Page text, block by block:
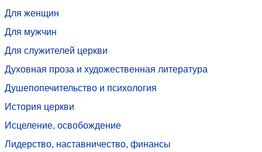
Для женщин
Для мужчин
Для служителей церкви
Духовная проза и художественная литература
Душепопечительство и психология
История церкви
Исцеление, освобождение
Лидерство, наставничество, финансы